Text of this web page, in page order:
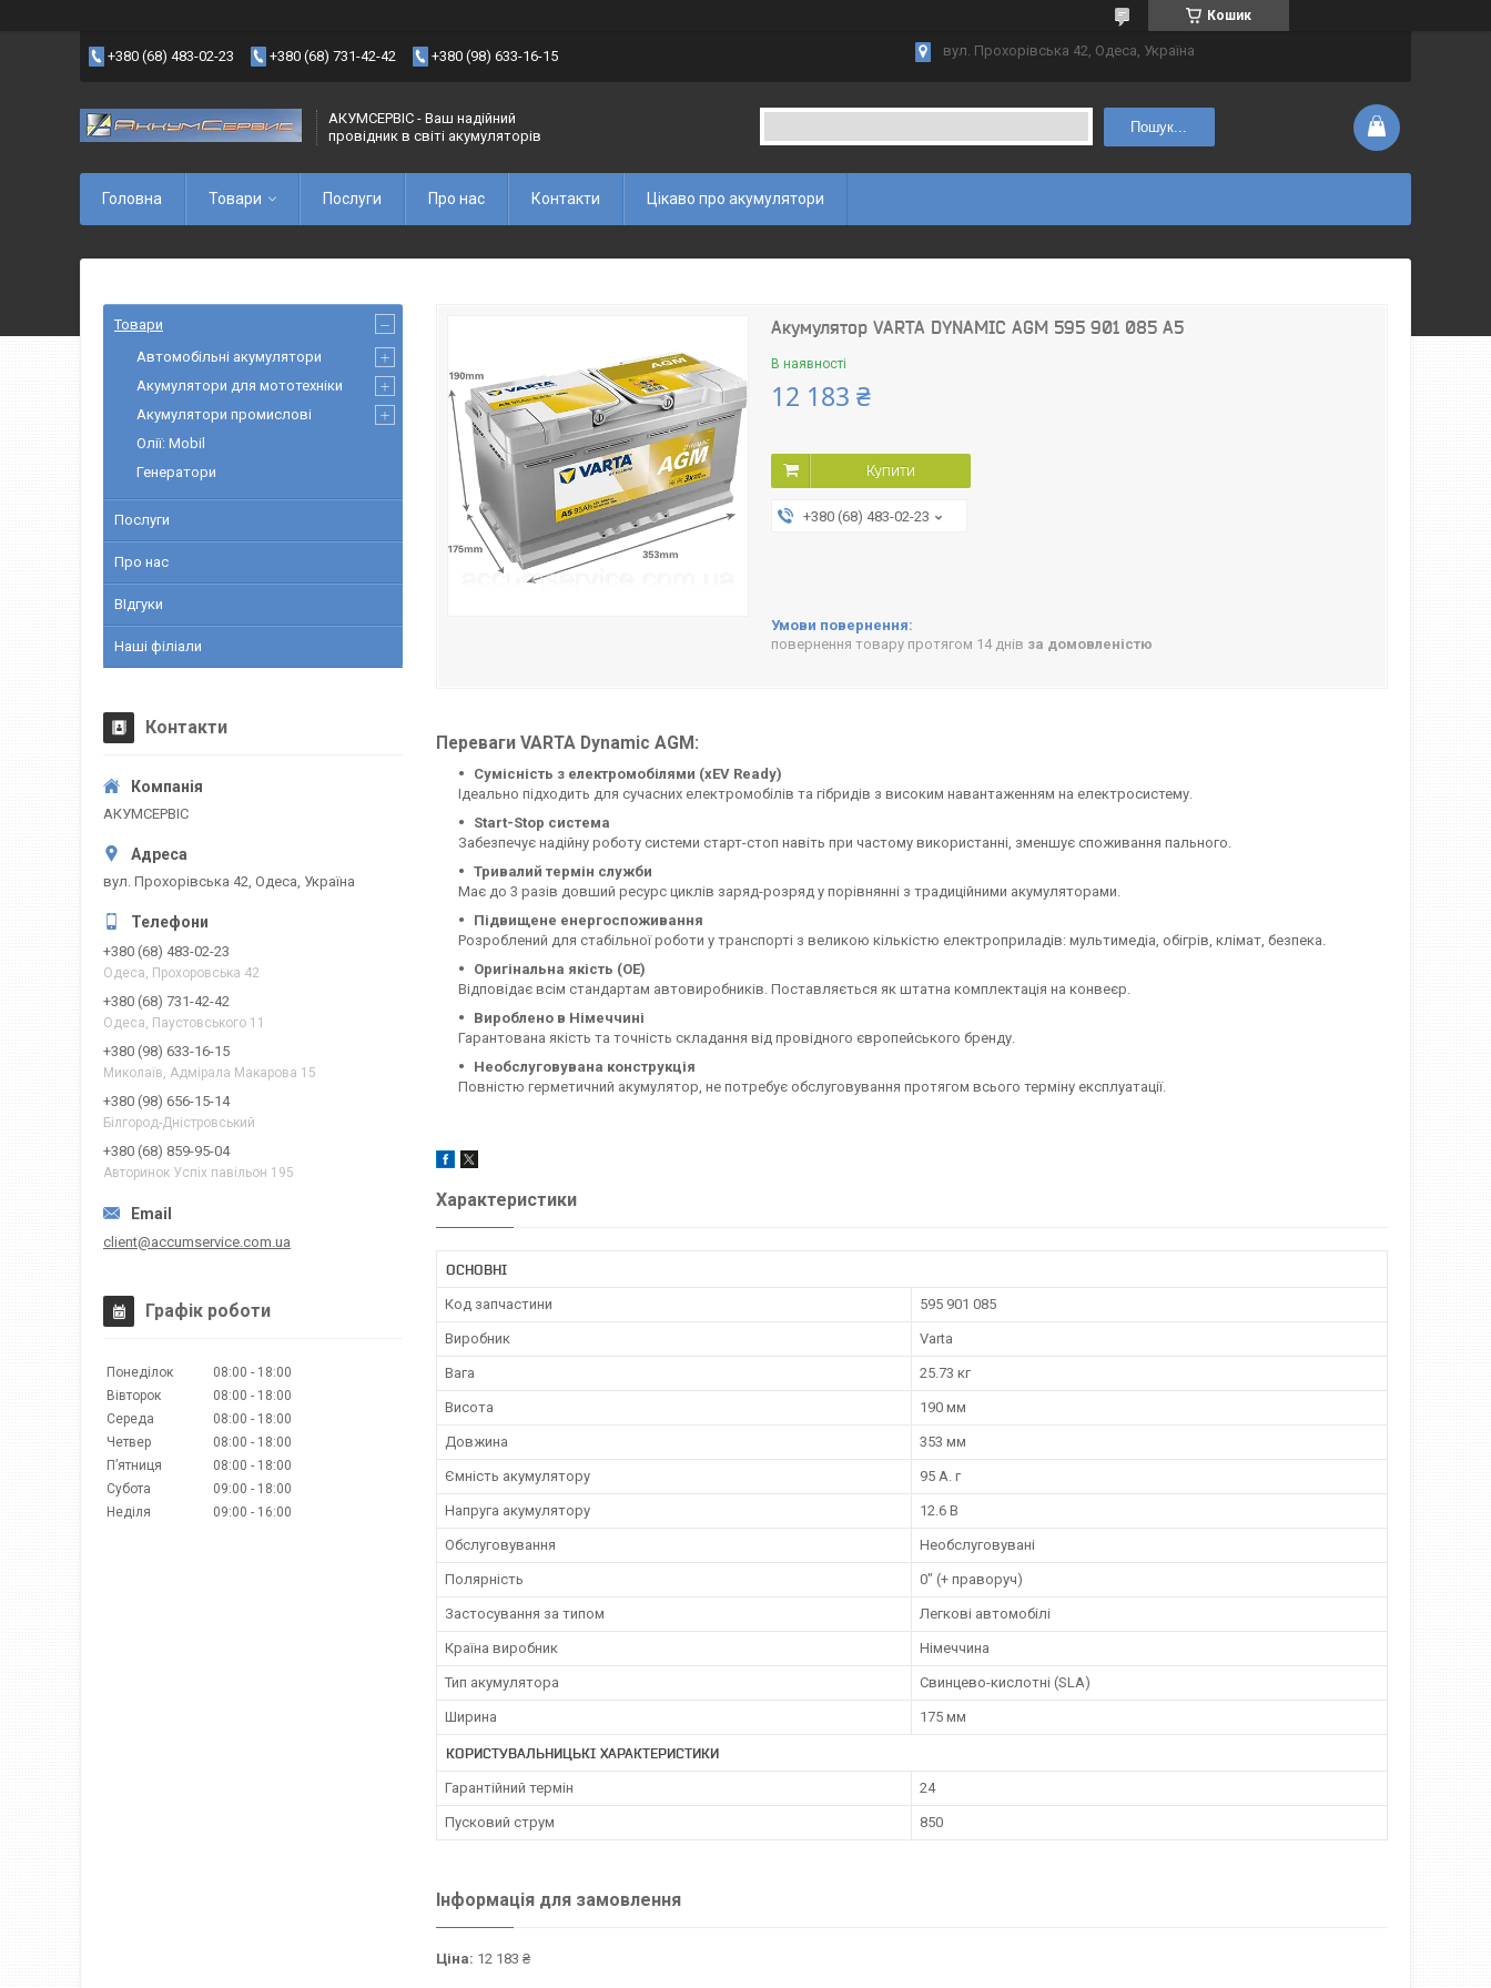
Кошик
+380 (68) 483-02-23 +380 (68) 731-42-42 +380 (98) 633-16-15 вул. Прохорівська 42, Одеса, Україна
АКУМСЕРВІС - Ваш надійний
провідник в світі акумуляторів
Пошук...
Головна Товари Послуги Про нас Контакти Цікаво про акумулятори
Акумулятор VARTA DYNAMIC AGM 595 901 085 A5
В наявності
12 183 ₴
Купити
+380 (68) 483-02-23
повернення товару протягом 14 днів за домовленістю
Переваги VARTA Dynamic AGM:
Сумісність з електромобілями (xEV Ready)
Ідеально підходить для сучасних електромобілів та гібридів з високим навантаженням на електросистему.
Start-Stop система
Забезпечує надійну роботу системи старт-стоп навіть при частому використанні, зменшує споживання пального.
Тривалий термін служби
Має до 3 разів довший ресурс циклів заряд-розряд у порівнянні з традиційними акумуляторами.
Підвищене енергоспоживання
Розроблений для стабільної роботи у транспорті з великою кількістю електроприладів: мультимедіа, обігрів, клімат, безпека.
Оригінальна якість (OE)
Відповідає всім стандартам автовиробників. Поставляється як штатна комплектація на конвеєр.
Вироблено в Німеччині
Гарантована якість та точність складання від провідного європейського бренду.
Необслуговувана конструкція
Повністю герметичний акумулятор, не потребує обслуговування протягом всього терміну експлуатації.
Характеристики
ОСНОВНІ
Код запчастини 595 901 085
Виробник Varta
Вага 25.73 кг
Висота 190 мм
Довжина 353 мм
Ємність акумулятору 95 А. г
Напруга акумулятору 12.6 В
Обслуговування Необслуговувані
Полярність 0" (+ праворуч)
Застосування за типом Легкові автомобілі
Країна виробник Німеччина
Тип акумулятора Свинцево-кислотні (SLA)
Ширина 175 мм
КОРИСТУВАЛЬНИЦЬКІ ХАРАКТЕРИСТИКИ
Гарантійний термін 24
Пусковий струм 850
Інформація для замовлення
Ціна: 12 183 ₴
Товари
Автомобільні акумулятори
Акумулятори для мототехніки
Акумулятори промислові
Олії: Mobil
Генератори
Послуги
Про нас
ВІдгуки
Наші філіали
Контакти
АКУМСЕРВІС
вул. Прохорівська 42, Одеса, Україна
+380 (68) 483-02-23
Одеса, Прохоровська 42
+380 (68) 731-42-42
Одеса, Паустовського 11
+380 (98) 633-16-15
Миколаїв, Адмірала Макарова 15
+380 (98) 656-15-14
Білгород-Дністровський
+380 (68) 859-95-04
Авторинок Успіх павільон 195
client@accumservice.com.ua
Графік роботи
Понеділок 08:00
18:00
Вівторок
08:00
18:00
Середа
08:00
18:00
Четвер
08:00
18:00
Пʼятниця
08:00
18:00
Субота
09:00
18:00
Неділя
09:00 16:00